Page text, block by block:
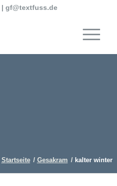
|gf@textfuss.de
Startseite / Gesakram / kalter winter